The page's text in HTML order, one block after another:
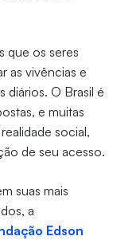
que os seres
as vivências e
diários. O Brasil é
e muitas
social,
de seu acesso.
suas mais
a
Edson